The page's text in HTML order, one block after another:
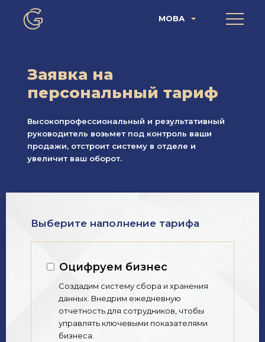
МОВА
Заявка на
персональный тариф
Высокопрофессиональный и результативный
руководитель возьмет под контроль ваши
продажи, отстроит систему в отделе и
увеличит ваш оборот.
Выберите наполнение тарифа
Оцифруем бизнес
Создадим систему сбора и хранения
данных. Внедрим ежедневную
отчетность для сотрудников, чтобы
управлять ключевыми показателями
бизнеса.